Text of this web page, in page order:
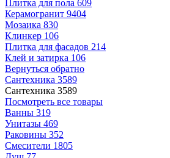
Плитка для пола 609
Керамогранит 9404
Мозаика 830
Клинкер 106
Плитка для фасадов 214
Клей и затирка 106
Вернуться обратно
Сантехника 3589
Сантехника 3589
Посмотреть все товары
Ванны 319
Унитазы 469
Раковины 352
Смесители 1805